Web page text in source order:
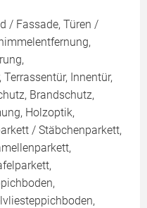
/ Fassade, Türen /
Innentür,
Brandschutz,
Holzoptik,
/ Stäbchenparkett,